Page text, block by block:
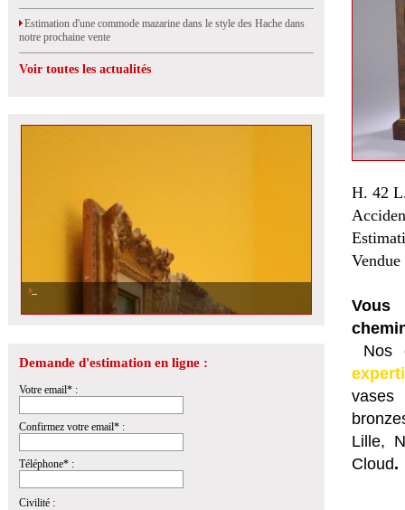
Estimation d'une commode mazarine dans le style des Hache dans
notre prochaine vente
Voir toutes les actualités
Demande d'estimation en ligne :
Votre email* :
Confirmez votre email* :
Téléphone* :
Civilité :
H. 42
Vous
Nos
vases
Lille,
Cloud.